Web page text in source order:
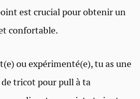
est crucial pour obtenir un
confortable.
ou expérimenté(e), tu as une
tricot pour pull à ta